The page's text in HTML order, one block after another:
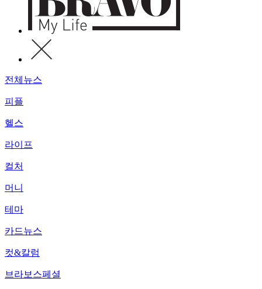
전체뉴스
피플
헬스
라이프
컬처
머니
테마
카드뉴스
컷&칼럼
브라보스페셜